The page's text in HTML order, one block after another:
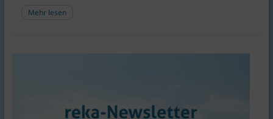
Mehr lesen